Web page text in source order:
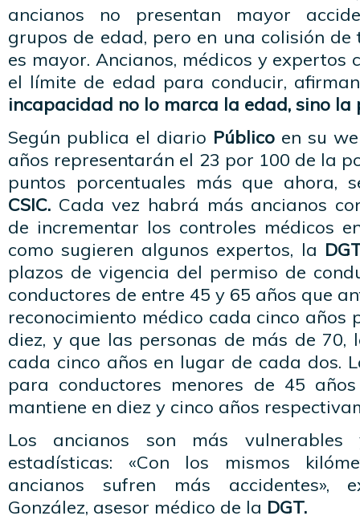
ancianos no presentan mayor
grupos de edad, pero en una colisión
es mayor. Ancianos, médicos y expertos
el límite de edad para conducir,
incapacidad no lo marca la edad, sino la
Según publica el diario Público en su
años representarán el 23 por 100 de la
puntos porcentuales más que ahora,
CSIC. Cada vez habrá más ancianos
de incrementar los controles médicos
como sugieren algunos expertos, la
plazos de vigencia del permiso de
conductores de entre 45 y 65 años que
reconocimiento médico cada cinco años
diez, y que las personas de más de 70,
cada cinco años en lugar de cada dos.
para conductores menores de 45
mantiene en diez y cinco años
Los ancianos son más
estadísticas: «Con los mismos
ancianos sufren más accidentes»,
González, asesor médico de la DGT.